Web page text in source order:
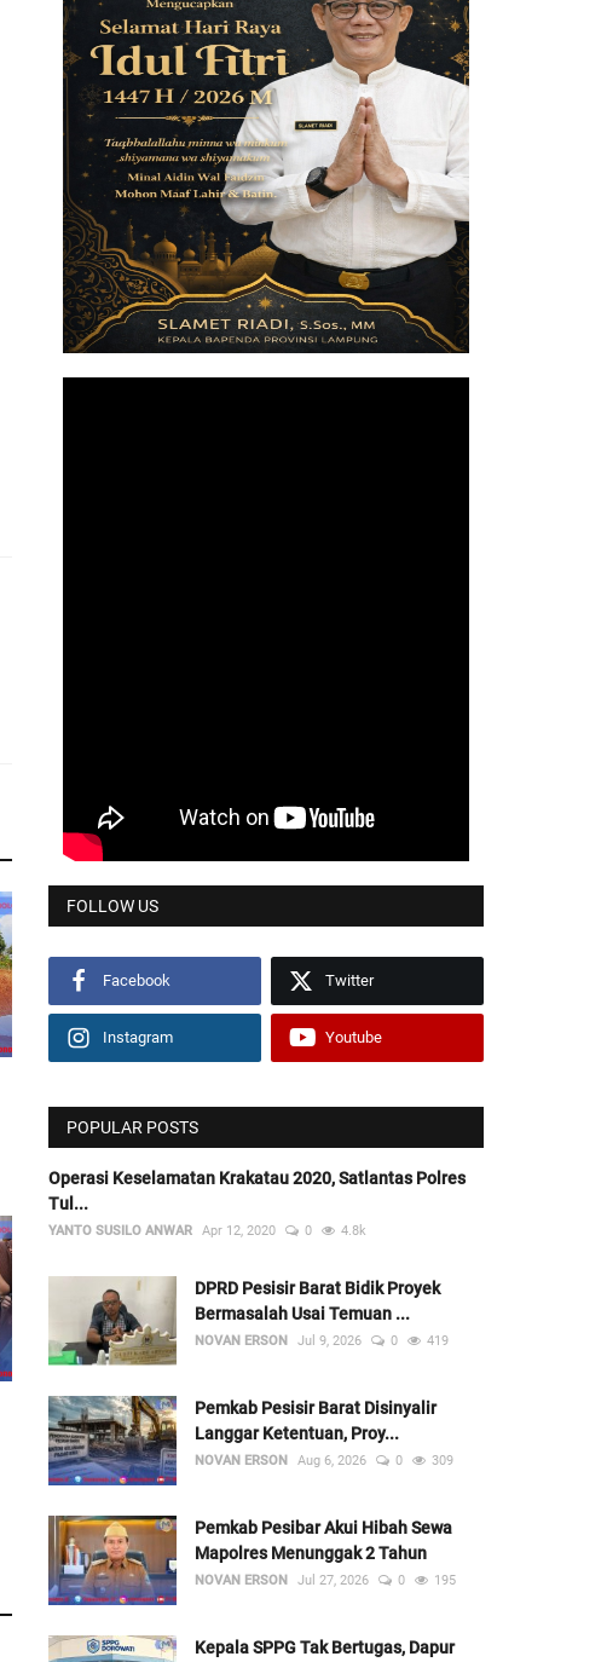
FOLLOW US
Facebook Twitter
Instagram Youtube
POPULAR POSTS
Operasi Keselamatan Krakatau 2020, Satlantas Polres
Tul...
YANTO SUSILO ANWAR Apr 12, 2020 0 4.8k
DPRD Pesisir Barat Bidik Proyek
Bermasalah Usai Temuan ...
NOVAN ERSON Jul 9, 2026 0 419
Pemkab Pesisir Barat Disinyalir
Langgar Ketentuan, Proy...
NOVAN ERSON Aug 6, 2026 0 309
Pemkab Pesibar Akui Hibah Sewa
Mapolres Menunggak 2 Tahun
NOVAN ERSON Jul 27, 2026 0 195
Kepala SPPG Tak Bertugas, Dapur